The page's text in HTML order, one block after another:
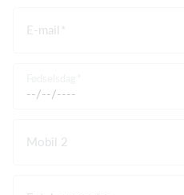
E-mail
Mobil 2